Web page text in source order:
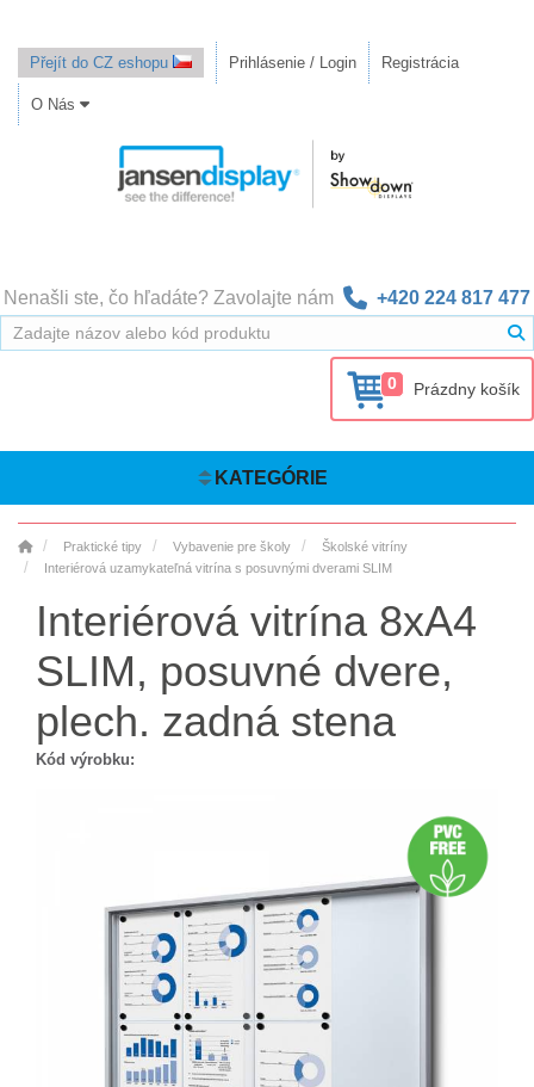
Přejít do CZ eshopu Prihlásenie / Login Registrácia
O Nás
Nenašli ste, čo hľadáte? Zavolajte nám +420 224 817 477
0 Prázdny košík
KATEGÓRIE
Praktické tipy Vybavenie pre školy
Školské vitríny
Interiérová uzamykateľná vitrína s posuvnými dverami SLIM
Interiérová vitrína 8xA4
SLIM, posuvné dvere,
plech. zadná stena
Kód výrobku: